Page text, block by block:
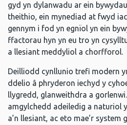
gyd yn dylanwadu ar ein
theithio, ein mynediad at fwyd
gennym i fod yn egnïol yn ein
ffactorau hyn yn eu tro yn
a llesiant meddyliol a chorfforol.
Deilliodd cynllunio trefi modern
ddelio â phryderon iechyd y
llygredd, glanweithdra a
amgylchedd adeiledig a naturiol
a’n llesiant, ac eto mae’r system